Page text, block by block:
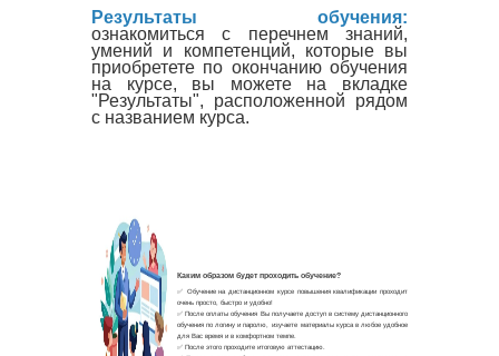
Результаты обучения:
ознакомиться с перечнем знаний,
умений и компетенций, которые вы
приобретете по окончанию обучения
на курсе, вы можете на вкладке
"Результаты", расположенной рядом
с названием курса.